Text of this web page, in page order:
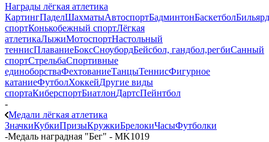
Награды лёгкая атлетика
КартингПаделШахматыАвтоспортБадминтонБаскетболБильярд
спортКонькобежный спортЛёгкая
атлетикаЛыжиМотоспортНастольный
теннисПлаваниеБоксСноубордБейсбол, гандбол,регбиСанный
спортСтрельбаСпортивные
единоборстваФехтованиеТанцыТеннисФигурное
катаниеФутболХоккейДругие виды
спортаКиберспортБиатлонДартсПейнтбол
-
Медали лёгкая атлетика
ЗначкиКубкиПризыКружкиБрелокиЧасыФутболки
-Медаль наградная "Бег" - MK1019